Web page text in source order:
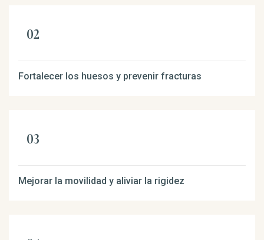
Fortalecer los huesos y prevenir fracturas
Mejorar la movilidad y aliviar la rigidez